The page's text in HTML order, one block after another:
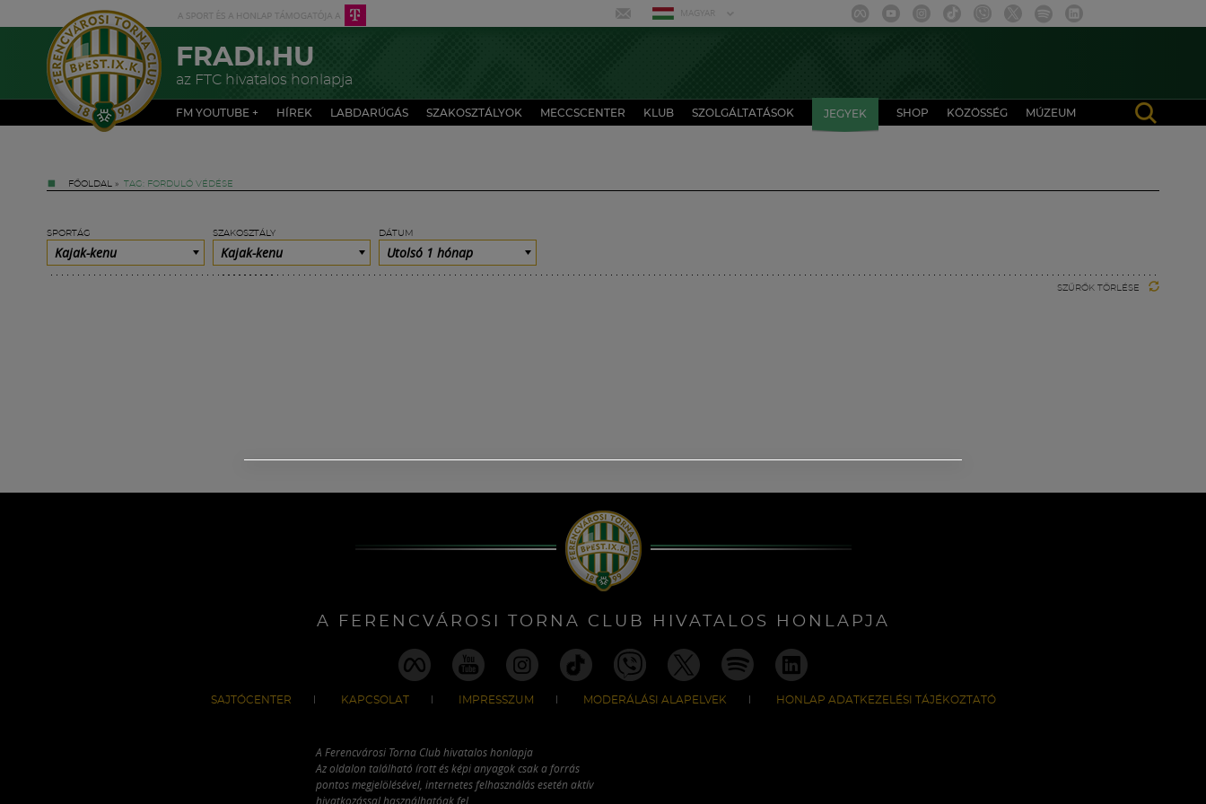
MAGYAR
FRADI.HU
az FTC hivatalos honlapja
FM YOUTUBE + HÍREK LABDARÚGÁS SZAKOSZTÁLYOK MECCSCENTER KLUB SZOLGÁLTATÁSOK JEGYEK SHOP KÖZÖSSÉG MÚZEUM
FŐOLDAL » TAG: FORDULÓ VÉDÉSE
SPORTÁG
Kajak-kenu
SZAKOSZTÁLY
Kajak-kenu
DÁTUM
Utolsó 1 hónap
SZŰRŐK TÖRLÉSE
A FERENCVÁROSI TORNA CLUB HIVATALOS HONLAPJA
SAJTÓCENTER KAPCSOLAT IMPRESSZUM MODERÁLÁSI ALAPELVEK HONLAP ADATKEZELÉSI TÁJÉKOZTATÓ
A Ferencvárosi Torna Club hivatalos honlapja
Az oldalon található írott és képi anyagok csak a forrás
pontos megjelölésével, internetes felhasználás esetén aktív
hivatkozással használhatóak fel.